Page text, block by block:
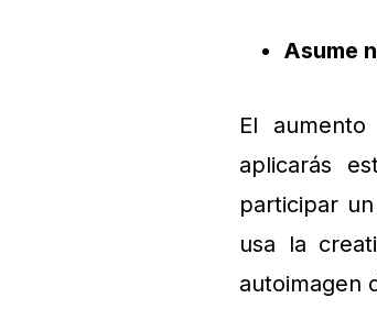
Asume
El
aplicarás
participar
usa la
autoimagen